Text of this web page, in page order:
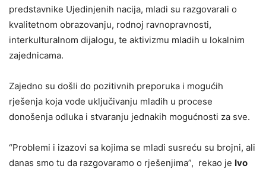
predstavnike Ujedinjenih nacija, mladi su razgovarali o
kvalitetnom obrazovanju, rodnoj ravnopravnosti,
interkulturalnom dijalogu, te aktivizmu mladih u lokalnim
zajednicama.
Zajedno su došli do pozitivnih preporuka i mogućih
rješenja koja vode uključivanju mladih u procese
donošenja odluka i stvaranju jednakih mogućnosti za sve.
“Problemi i izazovi sa kojima se mladi susreću su brojni, ali
danas smo tu da razgovaramo o rješenjima”, rekao je Ivo